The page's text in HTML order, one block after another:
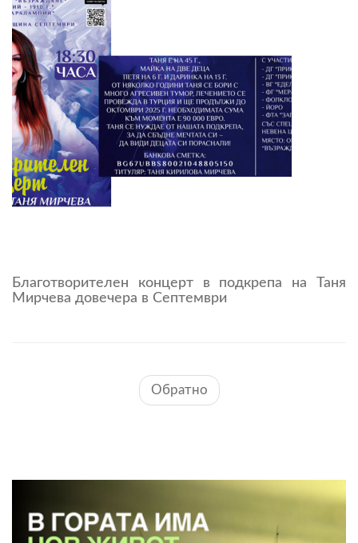
Благотворителен концерт в подкрепа на Таня
Мирчева довечера в Септември
Обратно